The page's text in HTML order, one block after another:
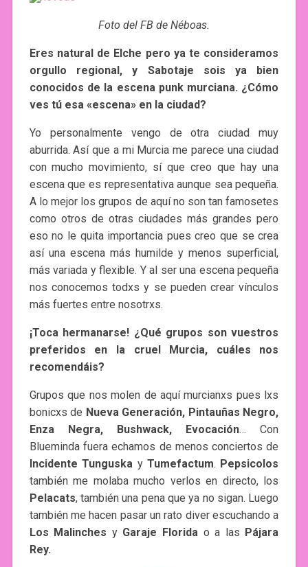
Foto del FB de Néboas.
Eres natural de Elche pero ya te consideramos
orgullo regional, y
Sabotaje sois ya bien
conocidos de la escena punk murciana. ¿Cómo
ves tú esa «escena» en la ciudad?
Yo personalmente vengo de otra ciudad muy
aburrida. Así que a mi Murcia me parece una ciudad
con mucho movimiento, sí que creo que hay una
escena que es representativa aunque sea pequeña.
A lo mejor los grupos de aquí no son tan famosetes
como otros de otras ciudades más grandes pero
eso no le quita importancia pues creo que se crea
así una escena más humilde y menos superficial,
más variada y flexible. Y al ser una escena pequeña
nos conocemos todxs y se pueden crear vínculos
más fuertes entre nosotrxs.
¡Toca hermanarse! ¿Qué grupos son vuestros
preferidos en la cruel Murcia, cuáles nos
recomendáis?
Grupos que nos molen de aquí murcianxs pues lxs
bonicxs de Nueva Generación, Pintauñas Negro,
Enza Negra, Bushwack, Evocación… Con
Blueminda fuera echamos de menos conciertos de
Incidente Tunguska yTumefactum. Pepsicolos
también me molaba mucho verlos en directo, los
Pelacats, también una pena que ya no sigan. Luego
también me hacen pasar un rato diver escuchando a
Los Malinches yGaraje Florida o a las Pájara
Rey.